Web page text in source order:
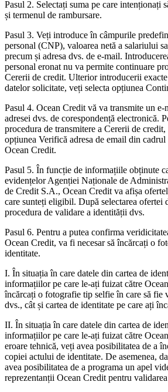
Pasul 2. Selectați suma pe care intenționați
și termenul de rambursare.
Pasul 3. Veți introduce în câmpurile
personal (CNP), valoarea netă a salariului
precum și adresa dvs. de e-mail.
personal eronat nu va permite continuare
Cererii de credit. Ulterior introducerii
datelor solicitate, veți selecta opțiunea
Pasul 4. Ocean Credit vă va transmite un
adresei dvs. de corespondență electronică.
procedura de transmitere a Cererii de credit,
opțiunea Verifică adresa de email din
Ocean Credit.
Pasul 5. În funcție de informațiile obținute
evidențelor Agenției Naționale de
de Credit S.A., Ocean Credit va afișa
care sunteți eligibil. După selectarea ofertei
procedura de validare a identității dvs.
Pasul 6. Pentru a putea confirma
Ocean Credit, va fi necesar să încărcați o
identitate.
I. În situația în care datele din cartea de
informațiilor pe care le-ați fuizat către
încărcați o fotografie tip selfie în care să fie
dvs., cât și cartea de identitate pe care ați
II. În situația în care datele din cartea de
informațiilor pe care le-ați fuizat către
eroare tehnică, veți avea posibilitatea de a
copiei actului de identitate. De asemenea,
avea posibilitatea de a programa un apel
reprezentanții Ocean Credit pentru